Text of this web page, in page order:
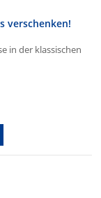
verschenken!
in der klassischen